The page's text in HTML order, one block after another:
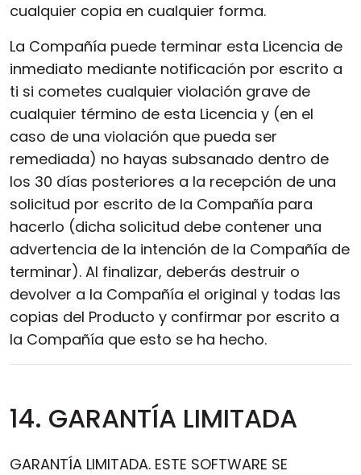
cualquier copia en cualquier forma.
La Compañía puede terminar esta Licencia de
inmediato mediante notificación por escrito a
ti si cometes cualquier violación grave de
cualquier término de esta Licencia y (en el
caso de una violación que pueda ser
remediada) no hayas subsanado dentro de
los 30 días posteriores a la recepción de una
solicitud por escrito de la Compañía para
hacerlo (dicha solicitud debe contener una
advertencia de la intención de la Compañía de
terminar). Al finalizar, deberás destruir o
devolver a la Compañía el original y todas las
copias del Producto y confirmar por escrito a
la Compañía que esto se ha hecho.
14. GARANTÍA LIMITADA
GARANTÍA LIMITADA. ESTE SOFTWARE SE